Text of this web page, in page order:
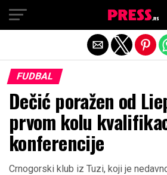
FUDBAL
Dečić poražen od
prvom kolu
konferencije
Crnogorski klub iz Tuzi, koji je
Exit mobile